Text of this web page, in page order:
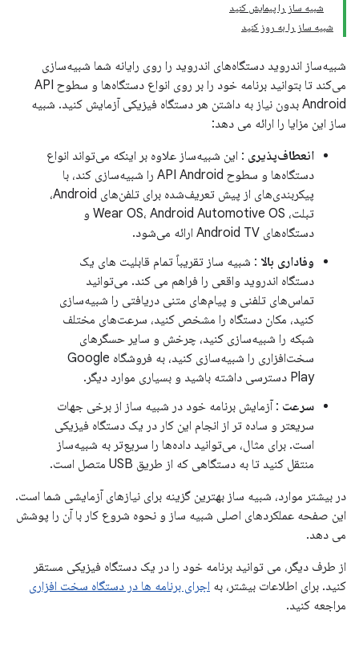
شبیه ساز را پیمایش کنید
شبیه ساز را به روز کنید
شبیه‌ساز اندروید دستگاه‌های اندروید را روی رایانه شما شبیه‌سازی
می‌کند تا بتوانید برنامه خود را بر روی انواع دستگاه‌ها و سطوح API
Android بدون نیاز به داشتن هر دستگاه فیزیکی آزمایش کنید. شبیه
ساز این مزایا را ارائه می دهد:
انعطاف‌پذیری : این شبیه‌ساز علاوه بر اینکه می‌تواند انواع
دستگاه‌ها و سطوح API Android را شبیه‌سازی کند، با
پیکربندی‌های از پیش تعریف‌شده برای تلفن‌های Android،
تبلت، Wear OS، Android Automotive OS و
دستگاه‌های Android TV ارائه می‌شود.
وفاداری بالا : شبیه ساز تقریباً تمام قابلیت های یک
دستگاه اندروید واقعی را فراهم می کند. می‌توانید
تماس‌های تلفنی و پیام‌های متنی دریافتی را شبیه‌سازی
کنید، مکان دستگاه را مشخص کنید، سرعت‌های مختلف
شبکه را شبیه‌سازی کنید، چرخش و سایر حسگرهای
سخت‌افزاری را شبیه‌سازی کنید، به فروشگاه Google
Play دسترسی داشته باشید و بسیاری موارد دیگر.
سرعت : آزمایش برنامه خود در شبیه ساز از برخی جهات
سریعتر و ساده تر از انجام این کار در یک دستگاه فیزیکی
است. برای مثال، می‌توانید داده‌ها را سریع‌تر به شبیه‌ساز
منتقل کنید تا به دستگاهی که از طریق USB متصل است.
در بیشتر موارد، شبیه ساز بهترین گزینه برای نیازهای آزمایشی شما است.
این صفحه عملکردهای اصلی شبیه ساز و نحوه شروع کار با آن را پوشش
می دهد.
از طرف دیگر، می توانید برنامه خود را در یک دستگاه فیزیکی مستقر
کنید. برای اطلاعات بیشتر، به اجرای برنامه ها در دستگاه سخت افزاری
مراجعه کنید.